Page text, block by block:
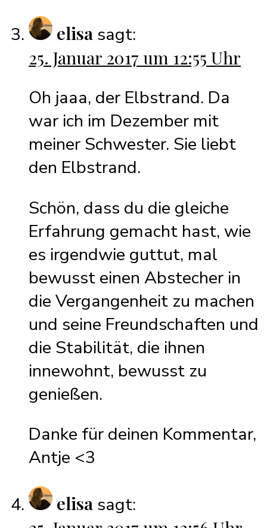
elisa sagt:
25. Januar 2017 um 12:55 Uhr
Oh jaaa, der Elbstrand. Da
war ich im Dezember mit
meiner Schwester. Sie liebt
den Elbstrand.
Schön, dass du die gleiche
Erfahrung gemacht hast, wie
es irgendwie guttut, mal
bewusst einen Abstecher in
die Vergangenheit zu machen
und seine Freundschaften und
die Stabilität, die ihnen
innewohnt, bewusst zu
genießen.
Danke für deinen Kommentar,
Antje <3
elisa sagt: